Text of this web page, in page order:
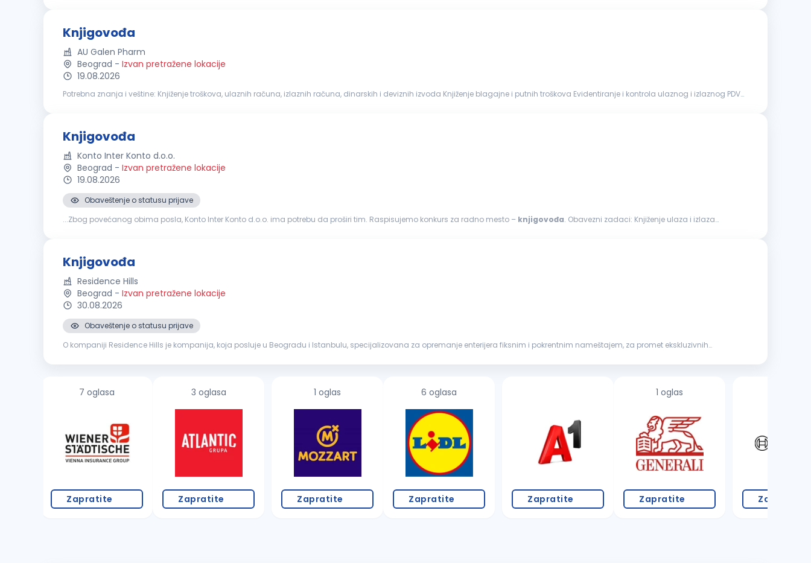
Knjigovođa
AU Galen Pharm
Beograd - Izvan pretražene lokacije
19.08.2026
Potrebna znanja i veštine: Knjiženje troškova, ulaznih računa, izlaznih računa, dinarskih i deviznih izvoda Knjiženje blagajne i putnih troškova Evidentiranje i kontrola ulaznog i izlaznog PDV
Knjigovođa
Konto Inter Konto d.o.o.
Beograd - Izvan pretražene lokacije
19.08.2026
Obaveštenje o statusu prijave
...Zbog povećanog obima posla, Konto Inter Konto d.o.o. ima potrebu da proširi tim. Raspisujemo konkurs za radno mesto – knjigovođa. Obavezni zadaci: Knjiženje ulaza i izlaza
Knjigovođa
Residence Hills
Beograd - Izvan pretražene lokacije
30.08.2026
Obaveštenje o statusu prijave
O kompaniji Residence Hills je kompanija, koja posluje u Beogradu i Istanbulu, specijalizovana za opremanje enterijera fiksnim i pokrentnim nameštajem, za promet ekskluzivnih
7 oglasa
Zapratite
3 oglasa
Zapratite
1 oglas
Zapratite
6 oglasa
Zapratite Zapratite
1 oglas
Zapratite Zapratite